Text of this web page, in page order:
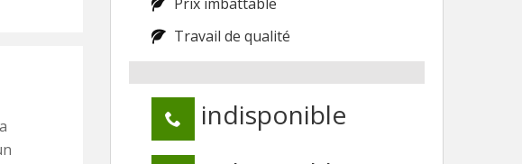
Travail de qualité
indisponible